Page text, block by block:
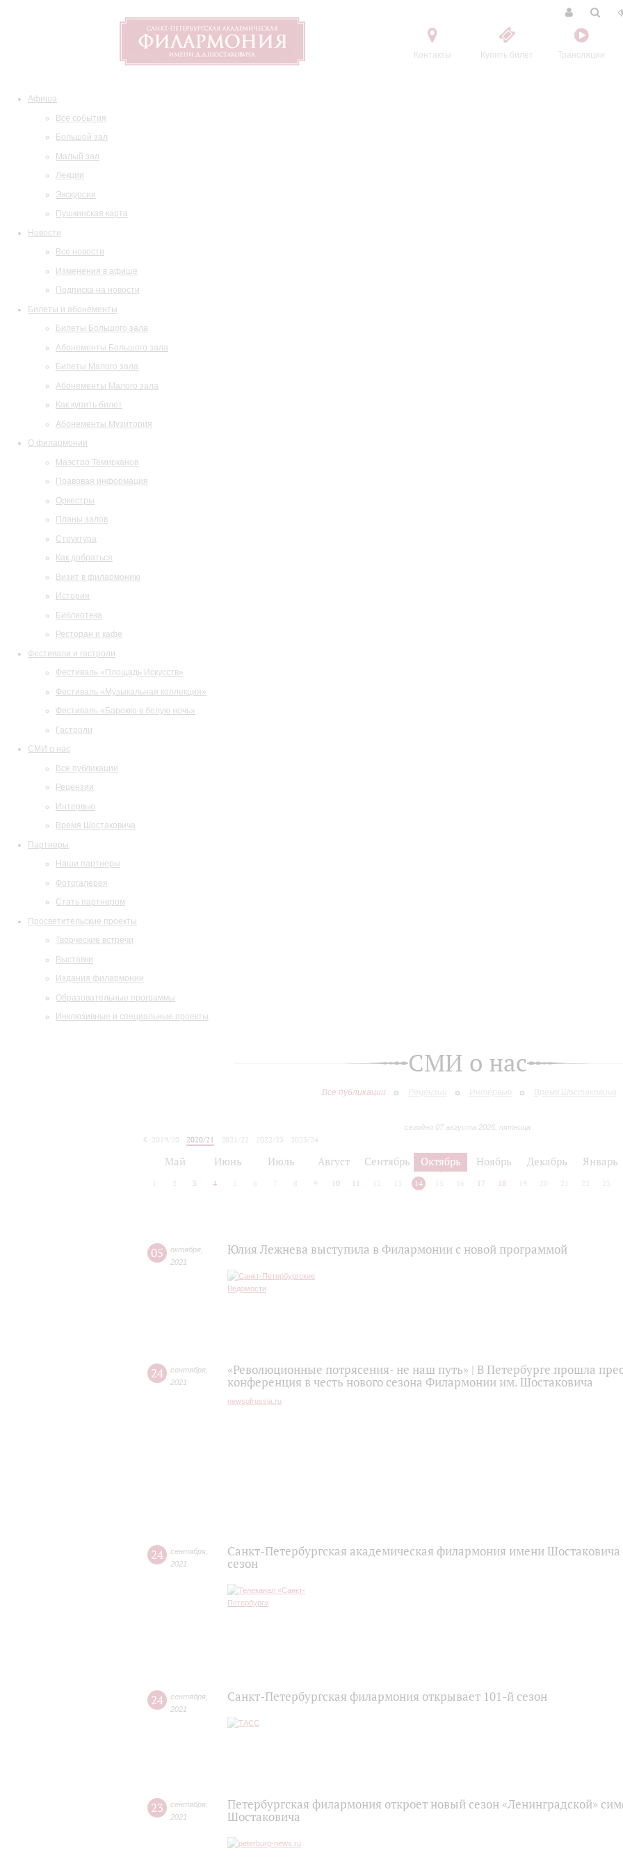
Контакты Купить билет Трансляции
Афиша
Все события
Большой зал
Малый зал
Лекции
Экскурсии
Пушкинская карта
Новости
Все новости
Изменения в афише
Подписка на новости
Билеты и абонементы
Билеты Большого зала
Абонементы Большого зала
Билеты Малого зала
Абонементы Малого зала
Как купить билет
Абонементы Музитория
О филармонии
Маэстро Темирканов
Правовая информация
Оркестры
Планы залов
Структура
Как добраться
Визит в филармонию
История
Библиотека
Ресторан и кафе
Фестивали и гастроли
Фестиваль «Площадь Искусств»
Фестиваль «Музыкальная коллекция»
Фестиваль «Барокко в белую ночь»
Гастроли
СМИ о нас
Все публикации
Рецензии
Интервью
Время Шостаковича
Партнеры
Наши партнеры
Фотогалерея
Стать партнером
Просветительские проекты
Творческие встречи
Выставки
Издания филармонии
Образовательные программы
Инклюзивные и специальные проекты
СМИ о нас
Все публикации Рецензии Интервью Время Шостаковича
сегодня 07 августа 2026, пятница
2019/20 2020/21 2021/22 2022/23
2023/24
Май Июнь Июль Август Сентябрь Октябрь Ноябрь Декабрь Январь
2 3 4 5 6 7 8 9 10 11 12 13 14 15 16 17 18 19 20 21 22 23
05 октября
2021
Юлия Лежнева выступила в Филармонии с новой программой
24 сентября
2021
«Революционные потрясения- не наш путь» | В Петербурге прошла
конференция в честь нового сезона Филармонии им. Шостаковича
newsofrussia.ru
24 сентября
2021
Санкт-Петербургская академическая филармония имени Шостаковича
сезон
24 сентября
2021
Санкт-Петербургская филармония открывает 101-й сезон
23 сентября
2021
Петербургская филармония откроет новый сезон «Ленинградской»
Шостаковича